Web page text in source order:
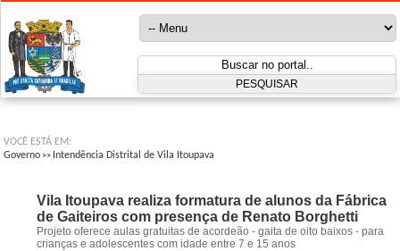
VOCÊ ESTÁ EM:
Governo >> Intendência Distrital de Vila Itoupava
Vila Itoupava realiza formatura de alunos da Fábrica
de Gaiteiros com presença de Renato Borghetti
Projeto oferece aulas gratuitas de acordeão - gaita de oito baixos - para
crianças e adolescentes com idade entre 7 e 15 anos